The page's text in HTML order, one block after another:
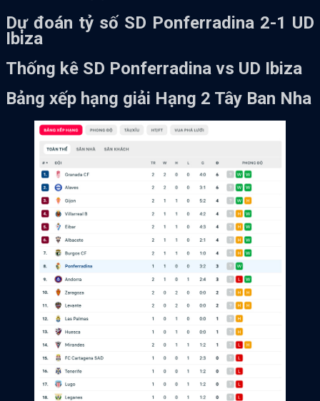
Dự đoán tỷ số SD Ponferradina 2-1 UD
Ibiza
Thống kê SD Ponferradina vs UD Ibiza
Bảng xếp hạng giải Hạng 2 Tây Ban Nha